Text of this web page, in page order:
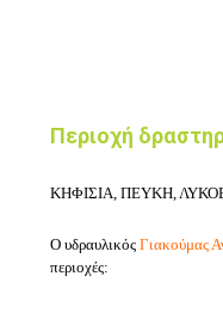
Περιοχή
ΚΗΦΙΣΙΑ, ΠΕΥΚΗ,
Ο υδραυλικός Γιακούμας
περιοχές: